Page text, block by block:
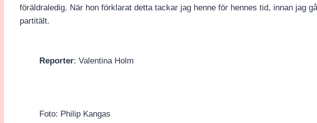
föräldraledig. När hon förklarat detta tackar jag henne för hennes tid, innan jag
partitält.
Reporter: Valentina Holm
Foto: Philip Kangas